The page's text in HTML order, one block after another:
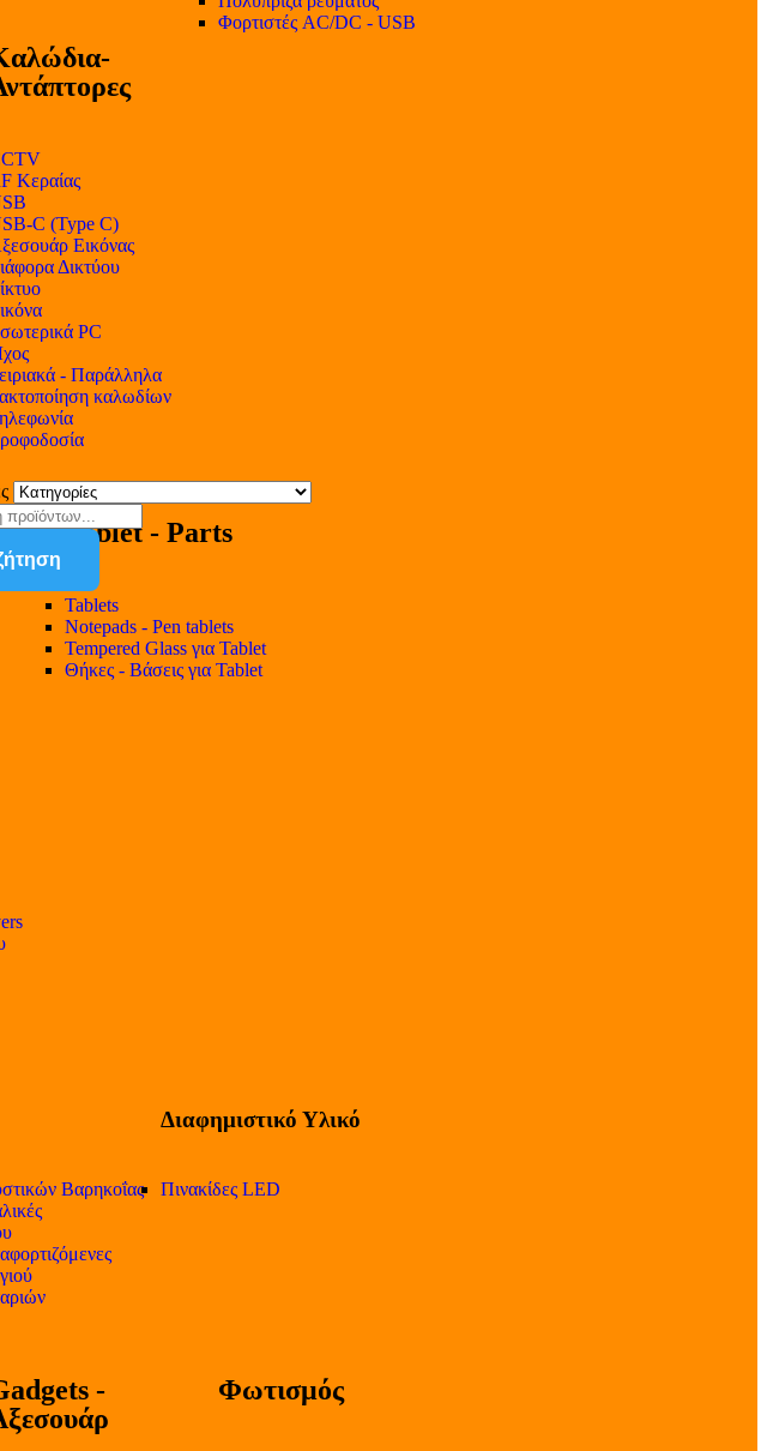
Κεραίας
C (Type C)
Εικόνας
Δικτύου
PC
- Παράλληλα
καλωδίων
Φορτιστές AC/DC - USB
Tablet - Parts
Tablets
Notepads - Pen tablets
Tempered Glass για Tablet
Θήκες - Βάσεις για Tablet
Βαρηκοΐας
Διαφημιστικό Υλικό
Πινακίδες LED
-
Φωτισμός